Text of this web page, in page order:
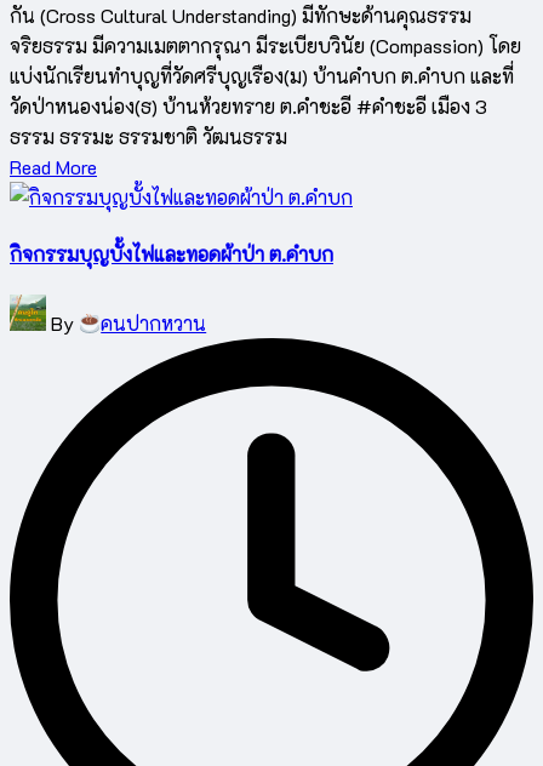
กัน (Cross Cultural Understanding) มีทักษะด้านคุณธรรม
จริยธรรม มีความเมตตากรุณา มีระเบียบวินัย (Compassion) โดย
แบ่งนักเรียนทำบุญที่วัดศรีบุญเรือง(ม) บ้านคำบก ต.คำบก และที่
วัดป่าหนองน่อง(ธ) บ้านห้วยทราย ต.คำชะอี #คำชะอี เมือง 3
ธรรม ธรรมะ ธรรมชาติ วัฒนธรรม
Read More
กิจกรรมบุญบั้งไฟและทอดผ้าป่า ต.คำบก
Posted
by
By คนปากหวาน